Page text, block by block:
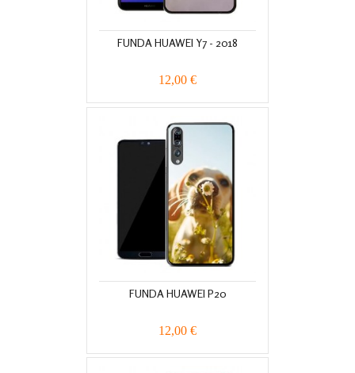
FUNDA HUAWEI Y7 - 2018
12,00 €
FUNDA HUAWEI P20
12,00 €